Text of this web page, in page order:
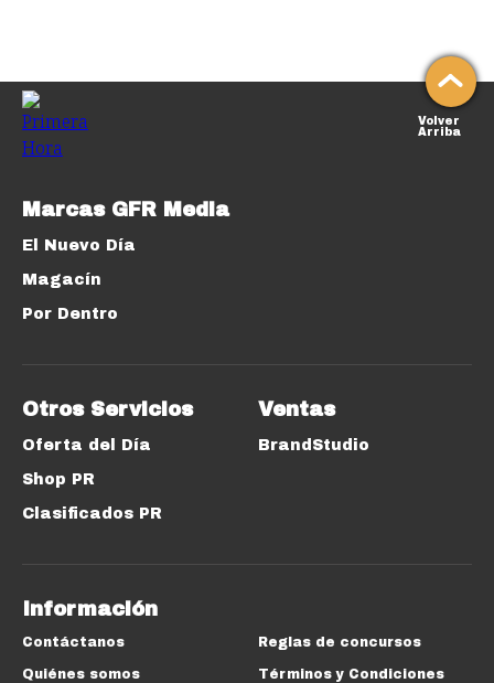
Volver
Arriba
Marcas GFR Media
El Nuevo Día
Magacín
Por Dentro
Otros Servicios
Oferta del Día
Shop PR
Clasificados PR
Ventas
BrandStudio
Información
Contáctanos
Quiénes somos
Reglas de concursos
Términos y Condiciones